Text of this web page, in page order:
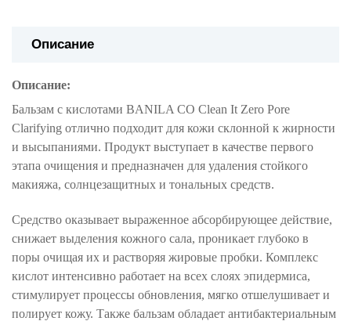
Описание
Описание:
Бальзам с кислотами BANILA CO Clean It Zero Pore
Clarifying отлично подходит для кожи склонной к жирности
и высыпаниями. Продукт выступает в качестве первого
этапа очищения и предназначен для удаления стойкого
макияжа, солнцезащитных и тональных средств.
Средство оказывает выраженное абсорбирующее действие,
снижает выделения кожного сала, проникает глубоко в
поры очищая их и растворяя жировые пробки. Комплекс
кислот интенсивно работает на всех слоях эпидермиса,
стимулирует процессы обновления, мягко отшелушивает и
полирует кожу. Также бальзам обладает антибактериальным